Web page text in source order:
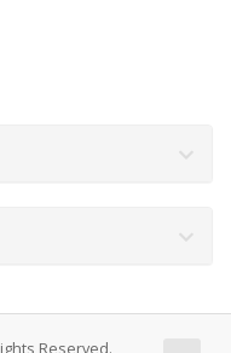
Reserved.